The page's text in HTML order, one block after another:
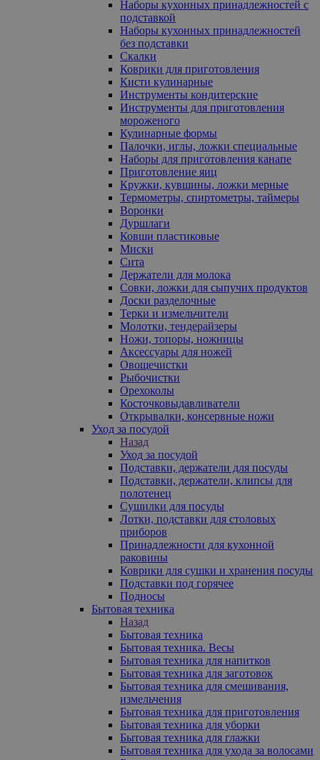
Наборы кухонных принадлежностей с
подставкой
Наборы кухонных принадлежностей
без подставки
Скалки
Коврики для приготовления
Кисти кулинарные
Инструменты кондитерские
Инструменты для приготовления
мороженого
Кулинарные формы
Палочки, иглы, ложки специальные
Наборы для приготовления канапе
Приготовление яиц
Кружки, кувшины, ложки мерные
Термометры, спиртометры, таймеры
Воронки
Дуршлаги
Ковши пластиковые
Миски
Сита
Держатели для молока
Совки, ложки для сыпучих продуктов
Доски разделочные
Терки и измельчители
Молотки, тендерайзеры
Ножи, топоры, ножницы
Аксессуары для ножей
Овощечистки
Рыбочистки
Орехоколы
Косточковыдавливатели
Открывалки, консервные ножи
Уход за посудой
Назад
Уход за посудой
Подставки, держатели для посуды
Подставки, держатели, клипсы для
полотенец
Сушилки для посуды
Лотки, подставки для столовых
приборов
Принадлежности для кухонной
раковины
Коврики для сушки и хранения посуды
Подставки под горячее
Подносы
Бытовая техника
Назад
Бытовая техника
Бытовая техника. Весы
Бытовая техника для напитков
Бытовая техника для заготовок
Бытовая техника для смешивания,
измельчения
Бытовая техника для приготовления
Бытовая техника для уборки
Бытовая техника для глажки
Бытовая техника для ухода за волосами